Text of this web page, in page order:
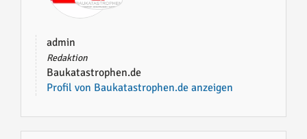
admin
Redaktion
Baukatastrophen.de
Profil von Baukatastrophen.de anzeigen